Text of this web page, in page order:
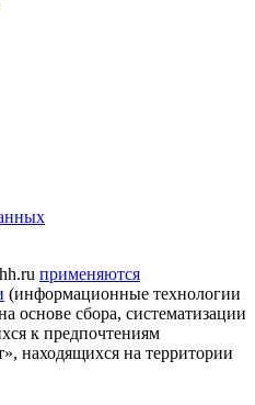
применяются
(информационные технологии
основе сбора, систематизации
к предпочтениям
находящихся на территории